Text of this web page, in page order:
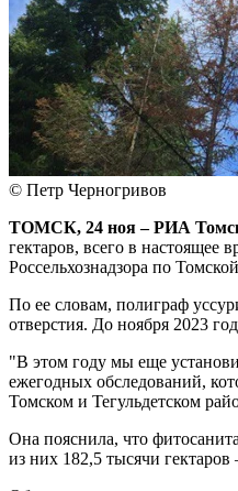
© Петр Черногривов
ТОМСК, 24 ноя – РИА
гектаров, всего в настоящее
Россельхознадзора по
По ее словам, полиграф
отверстия. До ноября 2023
"В этом году мы еще
ежегодных обследований,
Томском и Тегульдетском
Она пояснила, что
из них 182,5 тысячи